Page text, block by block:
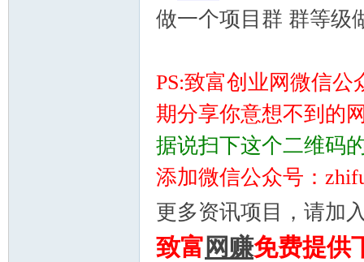
做一个项目群 群等级
PS:致富创业网微信
期分享你意想不到的
据说扫下这个二维码
添加微信公众号：
更多资讯项目，请加
致富 网赚免费提供